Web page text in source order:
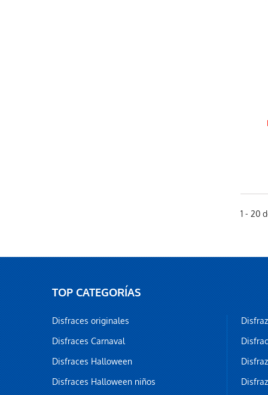
1 - 20
TOP CATEGORÍAS
Disfraces originales
Disfraces Carnaval
Disfraces Halloween
Disfraces Halloween niños